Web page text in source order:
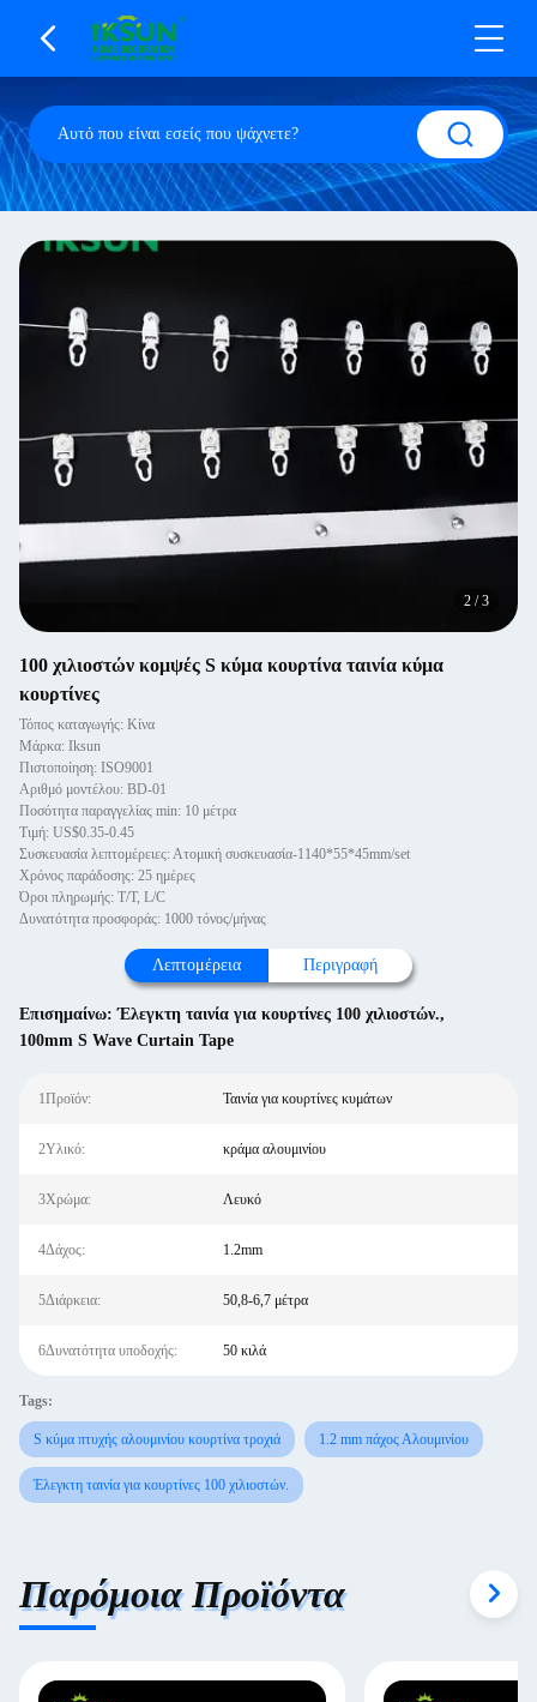
2 /3
100 χιλιοστών κομψές S κύμα κουρτίνα ταινία κύμα
κουρτίνες
Τόπος καταγωγής: Κίνα
Μάρκα: Iksun
Πιστοποίηση: ISO9001
Αριθμό μοντέλου: BD-01
Ποσότητα παραγγελίας min: 10 μέτρα
Τιμή: US$0.35-0.45
Συσκευασία λεπτομέρειες: Ατομική συσκευασία-1140*55*45mm/set
Χρόνος παράδοσης: 25 ημέρες
Όροι πληρωμής: T/T, L/C
Δυνατότητα προσφοράς: 1000 τόνος/μήνας
Λεπτομέρεια Περιγραφή
Επισημαίνω:Έλεγκτη ταινία για κουρτίνες 100 χιλιοστών.,
100mm S Wave Curtain Tape
1Προϊόν: Ταινία για κουρτίνες κυμάτων
2Υλικό: κράμα αλουμινίου
3Χρώμα: Λευκό
4Δάχος: 1.2mm
5Διάρκεια: 50,8-6,7 μέτρα
6Δυνατότητα υποδοχής: 50 κιλά
Tags:
S κύμα πτυχής αλουμινίου κουρτίνα τροχιά 1.2 mm πάχος Αλουμινίου
Έλεγκτη ταινία για κουρτίνες 100 χιλιοστών.
Παρόμοια Προϊόντα